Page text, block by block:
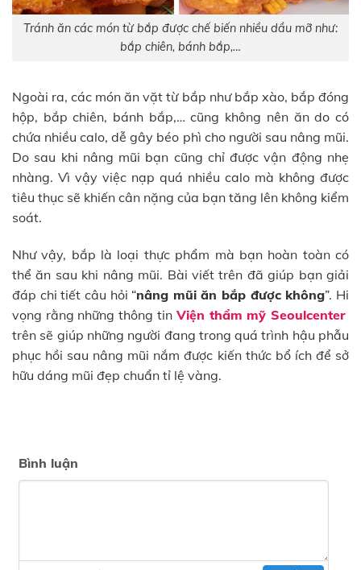
Tránh ăn các món từ bắp được chế biến nhiều dầu mỡ như:
bắp chiên, bánh bắp,…
Ngoài ra, các món ăn vặt từ bắp như bắp xào, bắp đóng
hộp, bắp chiên, bánh bắp,… cũng không nên ăn do có
chứa nhiều calo, dễ gây béo phì cho người sau nâng mũi.
Do sau khi nâng mũi bạn cũng chỉ được vận động nhẹ
nhàng. Vì vậy việc nạp quá nhiều calo mà không được
tiêu thục sẽ khiến cân nặng của bạn tăng lên không kiểm
soát.
Như vậy, bắp là loại thực phẩm mà bạn hoàn toàn có
thể ăn sau khi nâng mũi. Bài viết trên đã giúp bạn giải
đáp chi tiết câu hỏi “nâng mũi ăn bắp được không”. Hi
vọng rằng những thông tinViện thẩm mỹ Seoulcenter
trên sẽ giúp những người đang trong quá trình hậu phẫu
phục hồi sau nâng mũi nắm được kiến thức bổ ích để sở
hữu dáng mũi đẹp chuẩn tỉ lệ vàng.
Bình luận